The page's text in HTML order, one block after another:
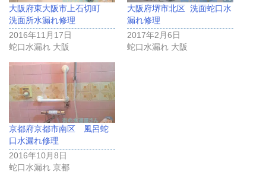
大阪府東大阪市上石切町
洗面所水漏れ修理
2016年11月17日
蛇口水漏れ 大阪
大阪府堺市北区 洗面蛇口水
漏れ修理
2017年2月6日
蛇口水漏れ 大阪
京都府京都市南区 風呂蛇
口水漏れ修理
2016年10月8日
蛇口水漏れ 京都